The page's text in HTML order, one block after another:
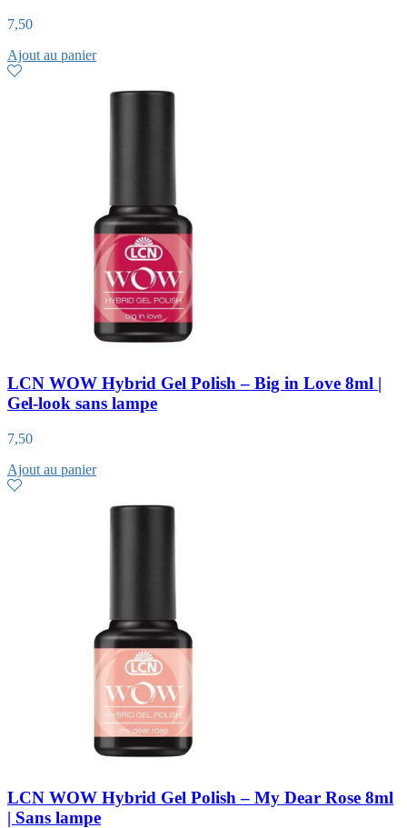
7,50
Ajout au panier
LCN WOW Hybrid Gel Polish – Big in Love 8ml |
Gel-look sans lampe
7,50
Ajout au panier
LCN WOW Hybrid Gel Polish – My Dear Rose 8ml
| Sans lampe